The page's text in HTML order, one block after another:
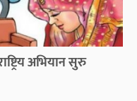
अभियान सुरु